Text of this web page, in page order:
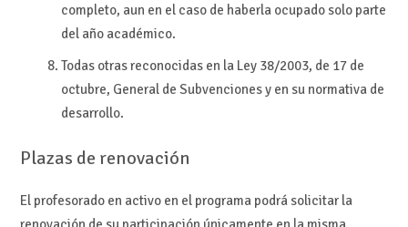
completo, aun en el caso de haberla ocupado solo parte
del año académico.
Todas otras reconocidas en la Ley 38/2003, de 17 de
octubre, General de Subvenciones y en su normativa de
desarrollo.
Plazas de renovación
El profesorado en activo en el programa podrá solicitar la